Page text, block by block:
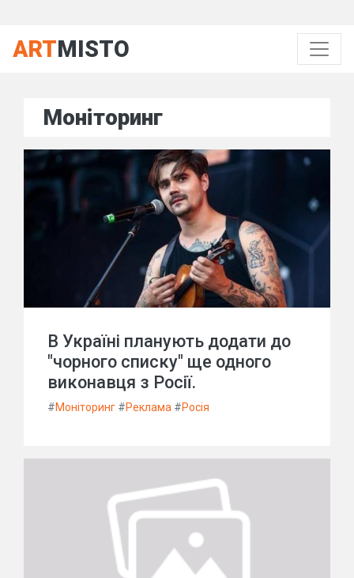
ARTMISTO
Моніторинг
В Україні планують додати до
"чорного списку" ще одного
виконавця з Росії.
#Моніторинг #Реклама #Росія